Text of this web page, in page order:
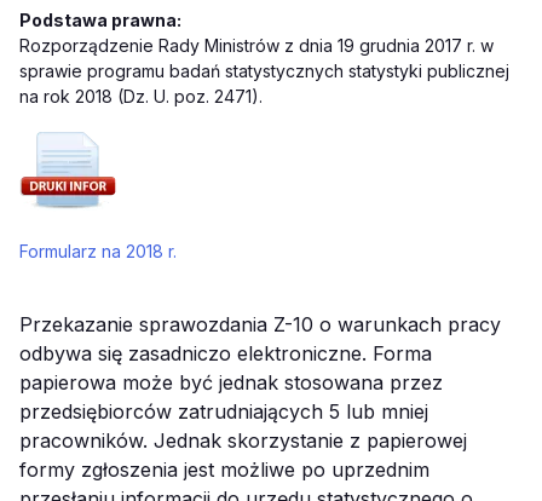
Podstawa prawna:
Rozporządzenie Rady Ministrów z dnia 19 grudnia 2017 r. w
sprawie programu badań statystycznych statystyki publicznej
na rok 2018 (Dz. U. poz. 2471).
Formularz na 2018 r.
Przekazanie sprawozdania Z-10 o warunkach pracy
odbywa się zasadniczo elektroniczne. Forma
papierowa może być jednak stosowana przez
przedsiębiorców zatrudniających 5 lub mniej
pracowników. Jednak skorzystanie z papierowej
formy zgłoszenia jest możliwe po uprzednim